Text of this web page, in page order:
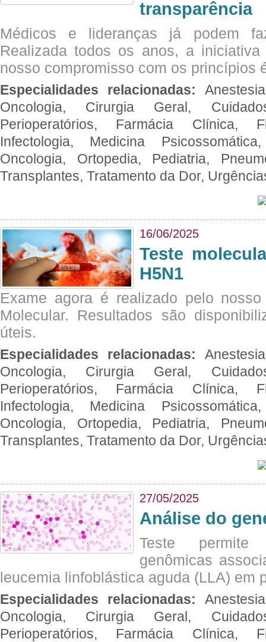
transparência
Médicos e lideranças já podem
Realizada todos os anos, a
nosso compromisso com os princípios
Especialidades relacionadas:
Oncologia, Cirurgia Geral,
Perioperatórios, Farmácia Clínica,
Infectologia, Medicina
Oncologia, Ortopedia, Pediatria,
Transplantes, Tratamento da Dor,
16/06/2025
Teste
H5N1
Exame agora é realizado pelo
Molecular. Resultados são
úteis.
Especialidades relacionadas:
Oncologia, Cirurgia Geral,
Perioperatórios, Farmácia Clínica,
Infectologia, Medicina
Oncologia, Ortopedia, Pediatria,
Transplantes, Tratamento da Dor,
27/05/2025
Análise do
Teste permite
genômicas
leucemia linfoblástica aguda (LLA) em
Especialidades relacionadas:
Oncologia, Cirurgia Geral,
Perioperatórios, Farmácia Clínica,